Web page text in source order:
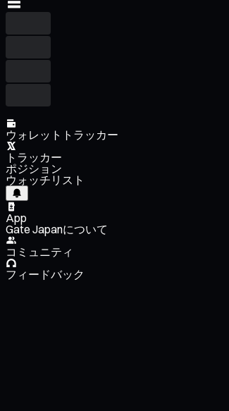
ウォレットトラッカー
トラッカー
ポジション
ウォッチリスト
App
Gate Japanについて
コミュニティ
フィードバック